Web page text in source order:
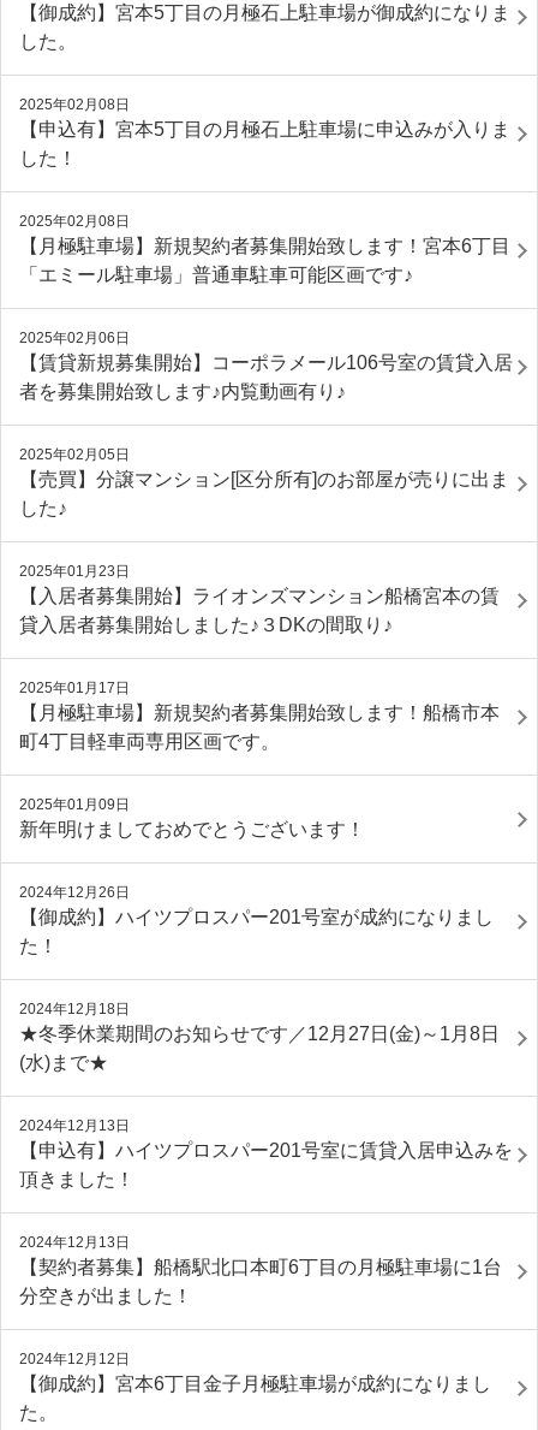
【御成約】宮本5丁目の月極石上駐車場が御成約になりま
した。
2025年02月08日
【申込有】宮本5丁目の月極石上駐車場に申込みが入りま
した！
2025年02月08日
【月極駐車場】新規契約者募集開始致します！宮本6丁目
「エミール駐車場」普通車駐車可能区画です♪
2025年02月06日
【賃貸新規募集開始】コーポラメール106号室の賃貸入居
者を募集開始致します♪内覧動画有り♪
2025年02月05日
【売買】分譲マンション[区分所有]のお部屋が売りに出ま
した♪
2025年01月23日
【入居者募集開始】ライオンズマンション船橋宮本の賃
貸入居者募集開始しました♪３DKの間取り♪
2025年01月17日
【月極駐車場】新規契約者募集開始致します！船橋市本
町4丁目軽車両専用区画です。
2025年01月09日
新年明けましておめでとうございます！
2024年12月26日
【御成約】ハイツプロスパー201号室が成約になりまし
た！
2024年12月18日
★冬季休業期間のお知らせです／12月27日(金)～1月8日
(水)まで★
2024年12月13日
【申込有】ハイツプロスパー201号室に賃貸入居申込みを
頂きました！
2024年12月13日
【契約者募集】船橋駅北口本町6丁目の月極駐車場に1台
分空きが出ました！
2024年12月12日
【御成約】宮本6丁目金子月極駐車場が成約になりまし
た。